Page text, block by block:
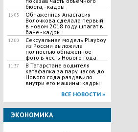
бюста, - кадры
16:05
Обнаженная Анастасия
Волочкова сделала первый
в новом 2018 году шпагат в
бане - кадры
12:00
Сексуальная модель Playboy
из России выложила
полностью обнаженное
фото в честь Нового года
11:37
В Татарстане водителя
катафалка за пару часов до
Нового года раздавило
внутри его машины: кадры
ВСЕ НОВОСТИ »
ЭКОНОМИКА